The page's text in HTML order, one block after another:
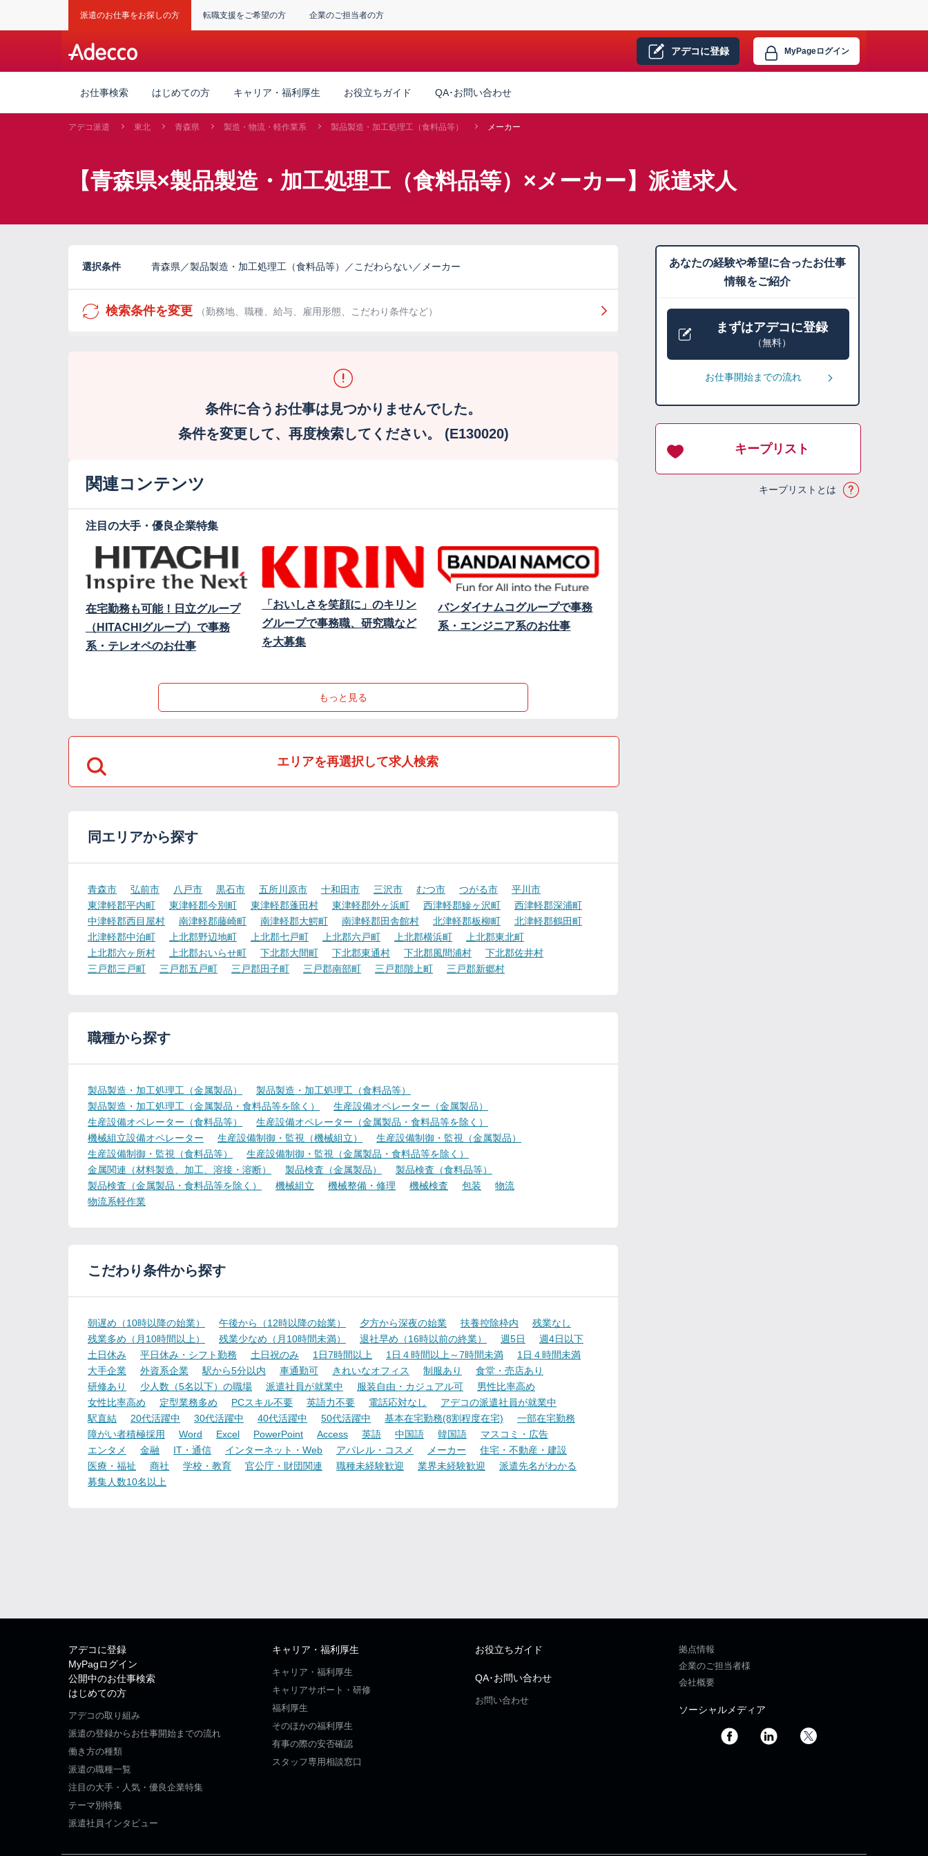
派遣のお仕事をお探しの方 転職支援をご希望の方 企業のご担当者の方
アデコに登録 MyPageログイン
お仕事検索 はじめての方 キャリア・福利厚生 お役立ちガイド QA･お問い合わせ
アデコ派遣 東北 青森県 製造・物流・軽作業系 製品製造・加工処理工（食料品等） メーカー
【青森県×製品製造・加工処理工（食料品等）×メーカー】派遣求人
選択条件 青森県／製品製造・加工処理工（食料品等）／こだわらない／メーカー
検索条件を変更 （勤務地、職種、給与、雇用形態、こだわり条件など）
条件に合うお仕事は見つかりませんでした。
条件を変更して、再度検索してください。 (E130020)
関連コンテンツ
注目の大手・優良企業特集
在宅勤務も可能！日立グループ
（HITACHIグループ）で事務
系・テレオペのお仕事
「おいしさを笑顔に」のキリン
グループで事務職、研究職など
を大募集
バンダイナムコグループで事務
系・エンジニア系のお仕事
もっと見る
エリアを再選択して求人検索
同エリアから探す
青森市 弘前市 八戸市 黒石市 五所川原市 十和田市 三沢市 むつ市 つがる市
平川市
東津軽郡平内町
東津軽郡今別町 東津軽郡蓬田村 東津軽郡外ヶ浜町 西津軽郡鰺ヶ沢町
西津軽郡深浦町
中津軽郡西目屋村
南津軽郡藤崎町 南津軽郡大鰐町 南津軽郡田舎館村 北津軽郡板柳町
北津軽郡鶴田町
北津軽郡中泊町
上北郡野辺地町 上北郡七戸町 上北郡六戸町 上北郡横浜町
上北郡東北町
上北郡六ヶ所村
上北郡おいらせ町 下北郡大間町 下北郡東通村 下北郡風間浦村
下北郡佐井村
三戸郡三戸町
三戸郡五戸町 三戸郡田子町 三戸郡南部町 三戸郡階上町 三戸郡新郷村
職種から探す
製品製造・加工処理工（金属製品）
製品製造・加工処理工（食料品等）
製品製造・加工処理工（金属製品・食料品等を除く）
生産設備オペレーター（金属製品）
生産設備オペレーター（食料品等）
生産設備オペレーター（金属製品・食料品等を除く）
機械組立設備オペレーター
生産設備制御・監視（機械組立）
生産設備制御・監視（金属製品）
生産設備制御・監視（食料品等）
生産設備制御・監視（金属製品・食料品等を除く）
金属関連（材料製造、加工、溶接・溶断）
製品検査（金属製品）
製品検査（食料品等）
製品検査（金属製品・食料品等を除く）
機械組立 機械整備・修理 機械検査 包装
物流
物流系軽作業
こだわり条件から探す
朝遅め（10時以降の始業） 午後から（12時以降の始業） 夕方から深夜の始業 扶養控除枠内
残業なし
残業多め（月10時間以上）
残業少なめ（月10時間未満） 退社早め（16時以前の終業） 週5日
週4日以下
土日休み
平日休み・シフト勤務 土日祝のみ 1日7時間以上 1日４時間以上～7時間未満
1日４時間未満
大手企業
外資系企業 駅から5分以内 車通勤可 きれいなオフィス 制服あり
食堂・売店あり
研修あり
少人数（5名以下）の職場 派遣社員が就業中 服装自由・カジュアル可
男性比率高め
女性比率高め
定型業務多め PCスキル不要 英語力不要 電話応対なし
アデコの派遣社員が就業中
駅直結
20代活躍中 30代活躍中 40代活躍中 50代活躍中 基本在宅勤務(8割程度在宅)
一部在宅勤務
障がい者積極採用
Word Excel PowerPoint Access 英語 中国語 韓国語
マスコミ・広告
エンタメ
金融 IT・通信 インターネット・Web アパレル・コスメ メーカー
住宅・不動産・建設
医療・福祉
商社 学校・教育 官公庁・財団関連 職種未経験歓迎 業界未経験歓迎
派遣先名がわかる
募集人数10名以上
あなたの経験や希望に合ったお仕事
情報をご紹介
まずはアデコに登録
（無料）
お仕事開始までの流れ
キープリスト
キープリストとは
アデコに登録
MyPagログイン
公開中のお仕事検索
はじめての方
アデコの取り組み
派遣の登録からお仕事開始までの流れ
働き方の種類
派遣の職種一覧
注目の大手・人気・優良企業特集
テーマ別特集
派遣社員インタビュー
キャリア・福利厚生
キャリア・福利厚生
キャリアサポート・研修
福利厚生
そのほかの福利厚生
有事の際の安否確認
スタッフ専用相談窓口
お役立ちガイド
QA･お問い合わせ
お問い合わせ
拠点情報
企業のご担当者様
会社概要
ソーシャルメディア